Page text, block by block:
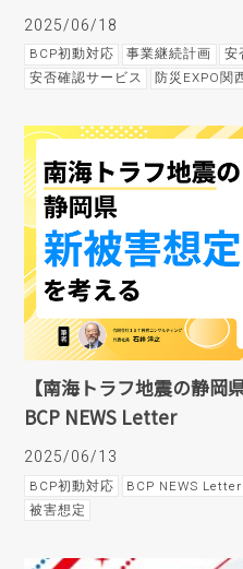
2025/06/18
BCP初動対応 事業継続計画 安
安否確認サービス
防災EXPO関
【南海トラフ地震の静岡
BCP NEWS Letter
2025/06/13
BCP初動対応 BCP NEWS Letter
被害想定